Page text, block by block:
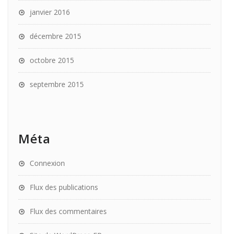
janvier 2016
décembre 2015
octobre 2015
septembre 2015
Méta
Connexion
Flux des publications
Flux des commentaires